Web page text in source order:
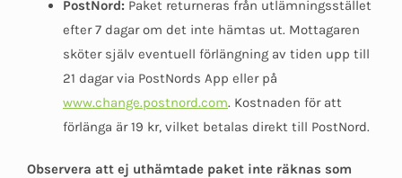
PostNord: Paket returneras från utlämningsstället
efter 7 dagar om det inte hämtas ut. Mottagaren
sköter själv eventuell förlängning av tiden upp till
21 dagar via PostNords App eller på
www.change.postnord.com. Kostnaden för att
förlänga är 19 kr, vilket betalas direkt till PostNord.
Observera att ej uthämtade paket inte räknas som